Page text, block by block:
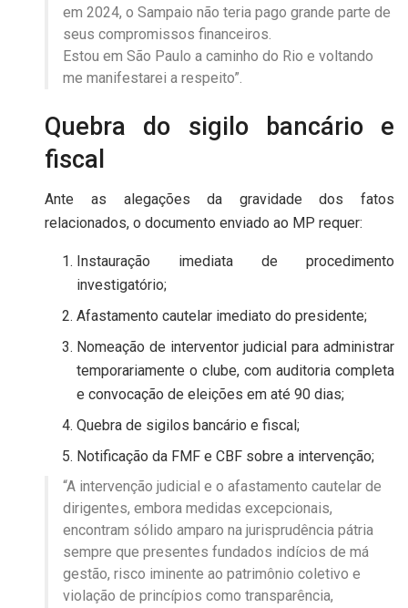
em 2024, o Sampaio não teria pago grande parte de
seus compromissos financeiros.
Estou em São Paulo a caminho do Rio e voltando
me manifestarei a respeito”.
Quebra do sigilo bancário e
fiscal
Ante as alegações da gravidade dos fatos
relacionados, o documento enviado ao MP requer:
Instauração imediata de procedimento
investigatório;
Afastamento cautelar imediato do presidente;
Nomeação de interventor judicial para administrar
temporariamente o clube, com auditoria completa
e convocação de eleições em até 90 dias;
Quebra de sigilos bancário e fiscal;
Notificação da FMF e CBF sobre a intervenção;
“A intervenção judicial e o afastamento cautelar de
dirigentes, embora medidas excepcionais,
encontram sólido amparo na jurisprudência pátria
sempre que presentes fundados indícios de má
gestão, risco iminente ao patrimônio coletivo e
violação de princípios como transparência,